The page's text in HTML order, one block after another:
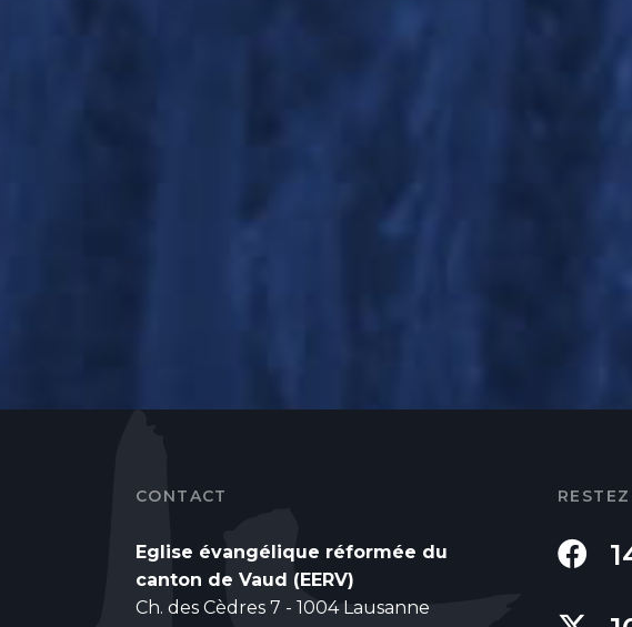
CONTACT
Eglise évangélique réformée du
canton de Vaud (EERV)
Ch. des Cèdres 7 - 1004 Lausanne